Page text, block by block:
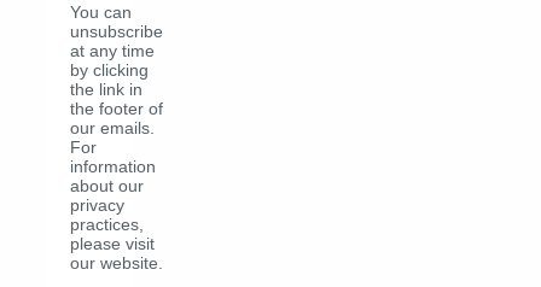
You can
unsubscribe
at any time
by clicking
the link in
the footer of
our emails.
For
information
about our
privacy
practices,
please visit
our website.